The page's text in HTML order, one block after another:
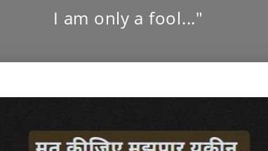
I am only a fool..."